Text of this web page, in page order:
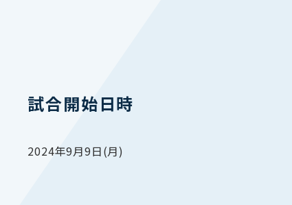
試合開始日時
2024年9月9日(月)